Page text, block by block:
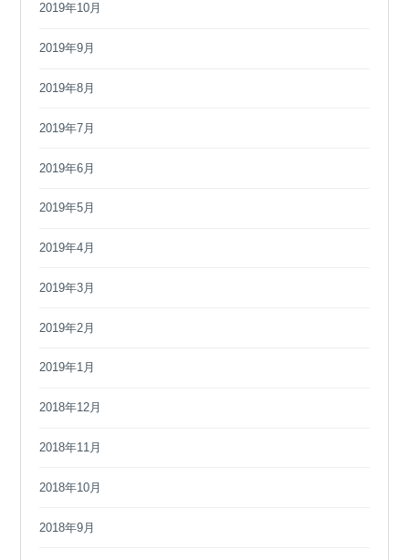
2019年10月
2019年9月
2019年8月
2019年7月
2019年6月
2019年5月
2019年4月
2019年3月
2019年2月
2019年1月
2018年12月
2018年11月
2018年10月
2018年9月